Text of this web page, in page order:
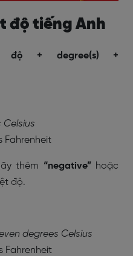
độ tiếng Anh
độ + degree(s) +
Celsius
Fahrenheit
thêm “negative” hoặc
độ.
degrees Celsius
Fahrenheit